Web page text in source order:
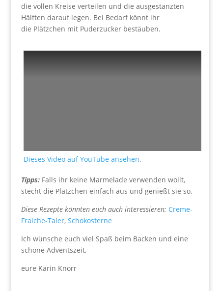
die vollen Kreise verteilen und die ausgestanzten
Hälften darauf legen. Bei Bedarf könnt ihr
die Plätzchen mit Puderzucker bestäuben.
Dieses Video auf YouTube ansehen.
Tipps: Falls ihr keine Marmelade verwenden wollt,
stecht die Plätzchen einfach aus und genießt sie so.
Diese Rezepte könnten euch auch interessieren: Creme-
Fraiche-Taler, Schokosterne
Ich wünsche euch viel Spaß beim Backen und eine
schöne Adventszeit,
eure Karin Knorr